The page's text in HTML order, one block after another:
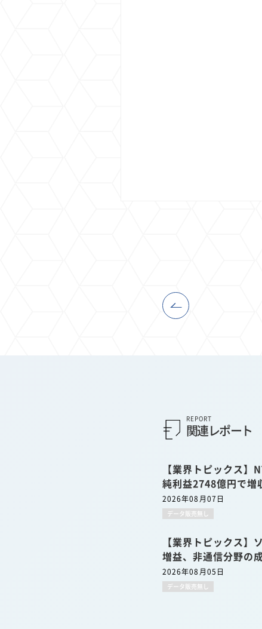
REPORT
関連レポート
【業界トピックス】
純利益2748億円で増
2026年08月07日
データ販売無し
【業界トピックス】
増益、非通信分野の
2026年08月05日
データ販売無し